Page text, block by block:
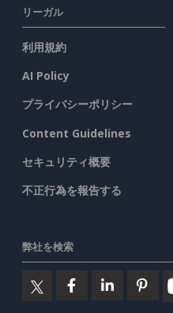
リーガル
利用規約
AI Policy
プライバシーポリシー
Content Guidelines
セキュリティ概要
不正行為を報告する
弊社を検索